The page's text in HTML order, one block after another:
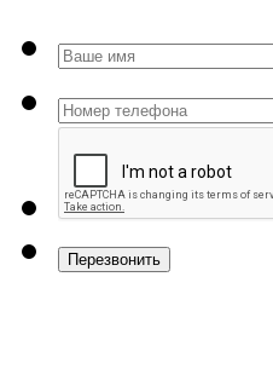
Перезвонить